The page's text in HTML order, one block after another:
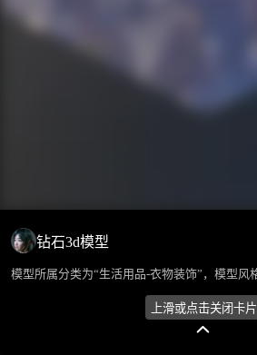
钻石3d模型
上滑或点击关闭卡片